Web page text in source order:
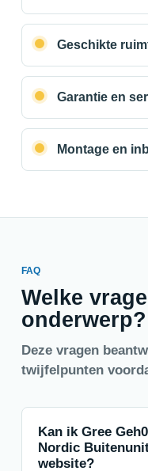
Geschikte
Garantie en
Montage en
FAQ
Welke
onderwerp?
Deze vragen
twijfelpunten
Kan ik Gree
Nordic
website?